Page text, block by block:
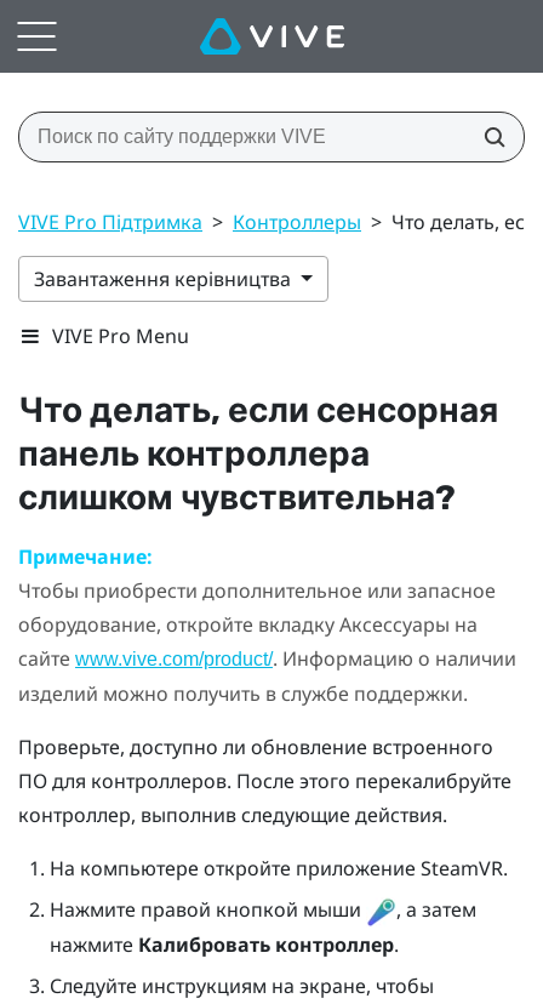
VIVE Pro Підтримка > Контроллеры > Что делать,
Завантаження керівництва
VIVE Pro Menu
Что делать, если сенсорная
панель контроллера
слишком чувствительна?
Примечание:
Чтобы приобрести дополнительное или запасное
оборудование, откройте вкладку Аксессуары на
сайте www.vive.com/product/. Информацию о наличии
изделий можно получить в службе поддержки.
Проверьте, доступно ли обновление встроенного
ПО для контроллеров. После этого перекалибруйте
контроллер, выполнив следующие действия.
На компьютере откройте приложение SteamVR.
Нажмите правой кнопкой мыши
, а затем
нажмите Калибровать контроллер.
Следуйте инструкциям на экране, чтобы